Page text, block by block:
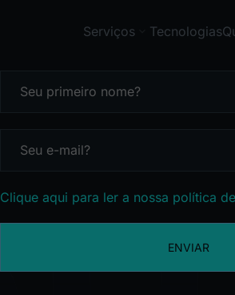
Serviços Tecnologias
Clique aqui para ler a nossa política
ENVIAR